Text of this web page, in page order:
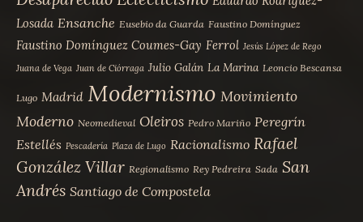
Losada Ensanche Eusebio da Guarda Faustino Domínguez
Faustino Domínguez Coumes-Gay Ferrol Jesús López de Rego
Juana de Vega Juan de Ciórraga Julio Galán La Marina Leoncio Bescansa
Lugo Madrid Modernismo Movimiento
Moderno Neomedieval Oleiros Pedro Mariño Peregrín
Estellés Pescadería Plaza de Lugo Racionalismo Rafael
González Villar Regionalismo Rey Pedreira Sada San
Andrés Santiago de Compostela